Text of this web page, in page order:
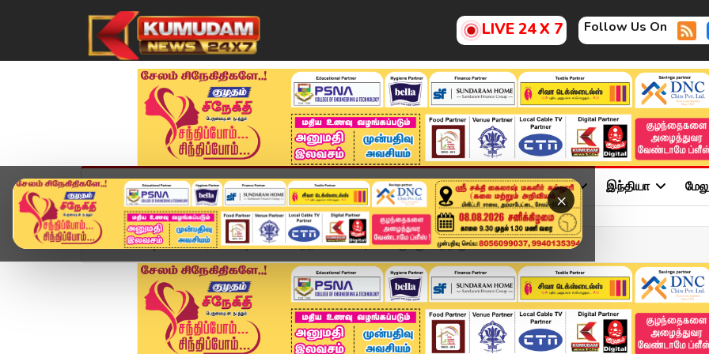
LIVE 24 X 7 Follow Us On
×
முகப்பு விளையாட்டு அண்மை தமிழ்நாடு சினிமா அரசியல் விளையாட்டு இந்தியா
Home வீடியோ ஸ்டோரி வீடியோவால் வந்த வினை.. அமைச்சருக்கு காத்திருக்க...